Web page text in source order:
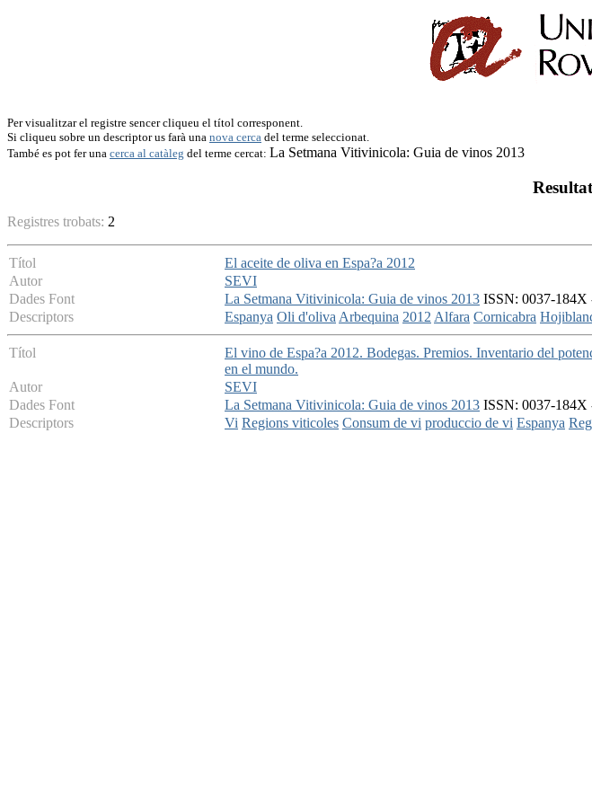
Per visualitzar el registre sencer cliqueu el títol corresponent.
Si cliqueu sobre un descriptor us farà una nova cerca del terme seleccionat.
També es pot fer una cerca al catàleg del terme cercat: La Setmana Vitivinicola: Guia de vinos 2013
Registres trobats: 2
Títol
El aceite de oliva en Espa?a 2012
Autor
SEVI
Dades Font
La Setmana Vitivinicola: Guia de vinos 2013 ISSN: 0037-184X
Descriptors
Espanya Oli d'olivaArbequina 2012Alfara Cornicabra
Títol
El vino de Espa?a 2012. Bodegas. Premios. Inventario del
en el mundo.
Autor
SEVI
Dades Font
La Setmana Vitivinicola: Guia de vinos 2013 ISSN: 0037-184X
Descriptors
Vi Regions viticoles Consum de vi produccio de vi Espanya